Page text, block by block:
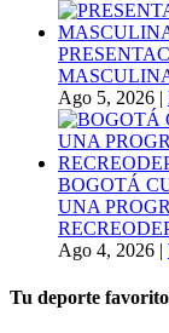
Ago 5, 2026 |
BOGOTÁ
UNA
Ago 4, 2026 |
Tu deporte favorito